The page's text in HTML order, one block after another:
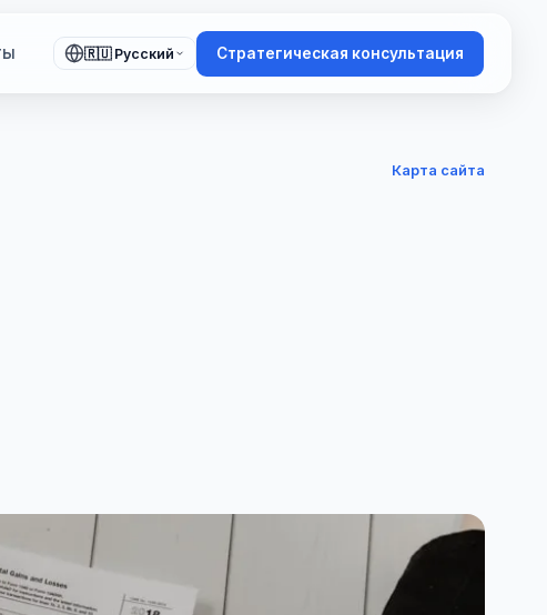
🇷🇺 Русский Стратегическая консультация
Карта сайта